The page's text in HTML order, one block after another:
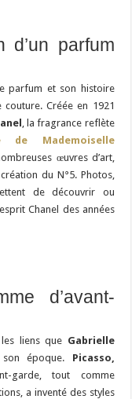
d’un parfum
parfum et son histoire
couture. Créée en 1921
, la fragrance reflète
de Mademoiselle
œuvres d’art,
du N°5. Photos,
de découvrir ou
Chanel des années
d’avant-
liens que Gabrielle
époque. Picasso,
garde, tout comme
a inventé des styles